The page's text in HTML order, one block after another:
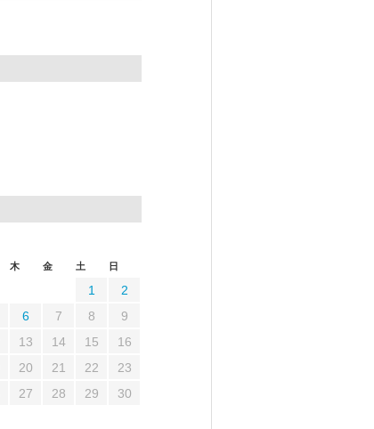
木 金 土 日
1
2
6 7 8
9
13 14 15
16
20 21 22
23
27 28 29
30